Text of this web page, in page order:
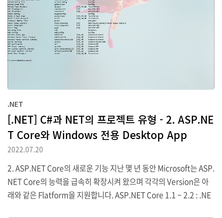
성할 수 있을 것입니다. Northwind.Common 일반적인 공통기능
의 Class Library 모음..
.NET
[.NET] C#과 NET의 프로젝트 유형 - 2. ASP.NE
T Core와 Windows 전용 Desktop App
2022.07.20
2. ASP.NET Core의 새로운 기능 지난 몇 년 동안 Microsoft는 ASP.
NET Core의 능력을 급속히 확장시켜 왔으며 각각의 Version은 아
래와 같은 Flatform을 지원합니다. ASP.NET Core 1.1 ~ 2.2 : .NE